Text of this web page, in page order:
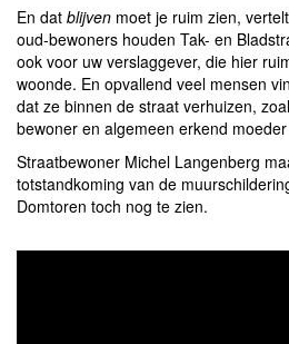
En dat blijven moet je ruim zien,
oud-bewoners houden Tak- en
ook voor uw verslaggever, die hier
woonde. En opvallend veel mensen
dat ze binnen de straat verhuizen,
bewoner en algemeen erkend
Straatbewoner Michel Langenberg
totstandkoming van de
Domtoren toch nog te zien.